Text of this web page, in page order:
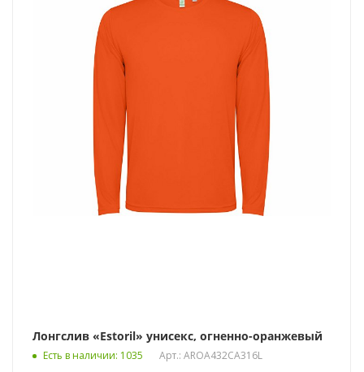
Лонгслив «Estoril» унисекс, огненно-оранжевый
Есть в наличии: 1035 Арт.: AROA432CA316L